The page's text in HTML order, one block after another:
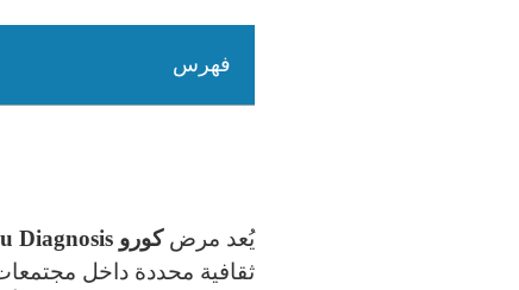
فهرس
يُعد مرضكورو Kuru Diagnosis
ثقافية محددة داخل